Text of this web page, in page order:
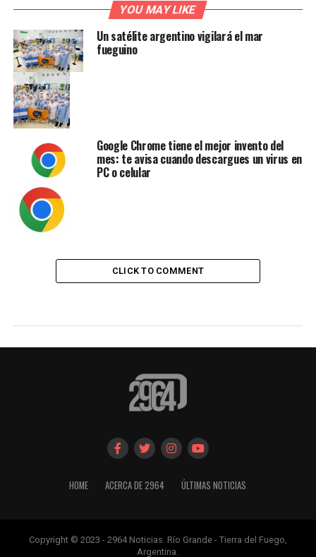
YOU MAY LIKE
Un satélite argentino vigilará el mar
fueguino
Google Chrome tiene el mejor invento del
mes: te avisa cuando descargues un virus en
PC o celular
CLICK TO COMMENT
HOME ACERCA DE 2964 ÚLTIMAS NOTICIAS
Copyright © 2023 - 2964 Noticias. Río Grande - Tierra del Fuego,
Argentina.